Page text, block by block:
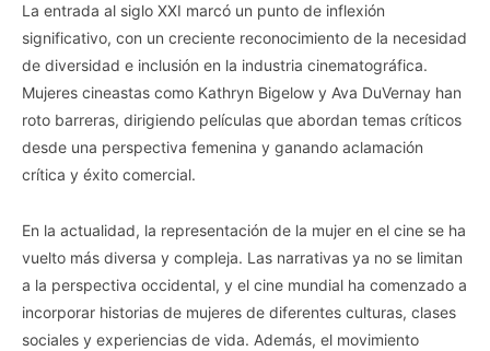
La entrada al siglo XXI marcó un punto de inflexión
significativo, con un creciente reconocimiento de la necesidad
de diversidad e inclusión en la industria cinematográfica.
Mujeres cineastas como Kathryn Bigelow y Ava DuVernay han
roto barreras, dirigiendo películas que abordan temas críticos
desde una perspectiva femenina y ganando aclamación
crítica y éxito comercial.
En la actualidad, la representación de la mujer en el cine se ha
vuelto más diversa y compleja. Las narrativas ya no se limitan
a la perspectiva occidental, y el cine mundial ha comenzado a
incorporar historias de mujeres de diferentes culturas, clases
sociales y experiencias de vida. Además, el movimiento